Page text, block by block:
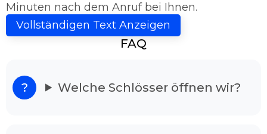
Minuten nach dem Anruf bei Ihnen.
Schlüsseldienst Duisburg Bergheim - Sie
haben das Ziel erreicht!
Duisburg Bergheim ist 24h rund um die Uhr
für Sie einsatzbereit. Unser Schlüsseldienst
Vollständigen Text Anzeigen
FAQ
Welche Schlösser öffnen wir?